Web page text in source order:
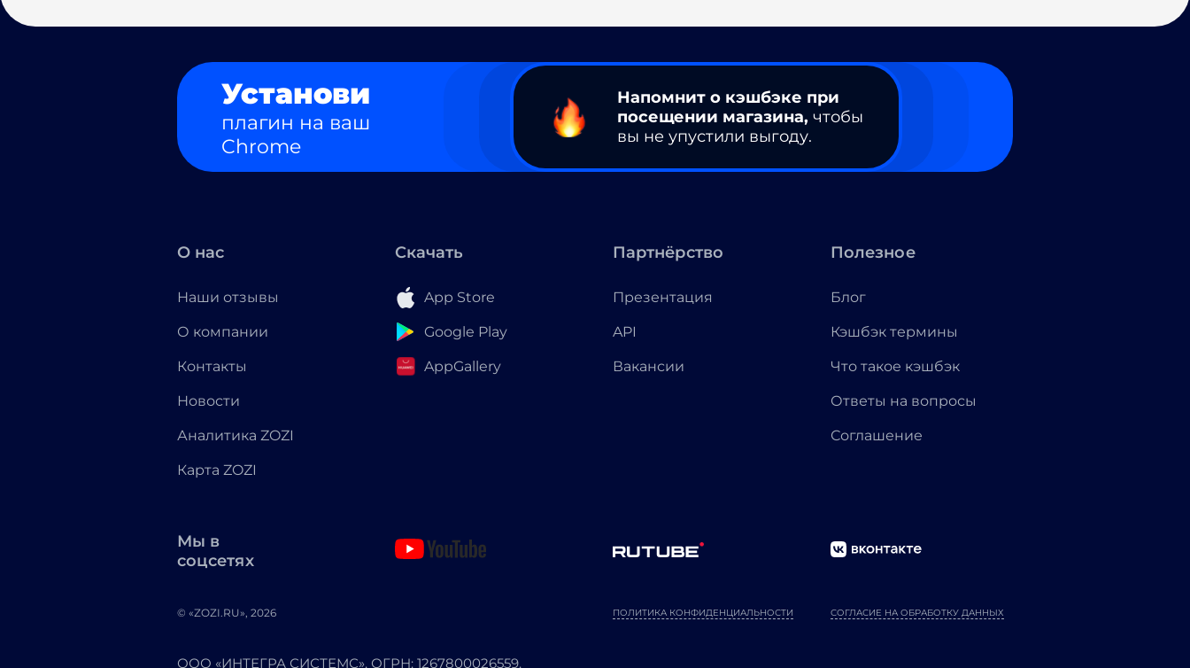
Установи
плагин на ваш
Chrome
Напомнит о кэшбэке при
посещении магазина, чтобы
вы не упустили выгоду.
О нас
Наши отзывы
О компании
Контакты
Новости
Аналитика ZOZI
Карта ZOZI
Скачать
App Store
Google Play
AppGallery
Партнёрство
Презентация
API
Вакансии
Полезное
Блог
Кэшбэк термины
Что такое кэшбэк
Ответы на вопросы
Соглашение
Мы в
соцсетях
© «ZOZI.RU», 2026 ПОЛИТИКА КОНФИДЕНЦИАЛЬНОСТИ СОГЛАСИЕ НА ОБРАБОТКУ ДАННЫХ
ООО «ИНТЕГРА СИСТЕМС». ОГРН: 1267800026559.